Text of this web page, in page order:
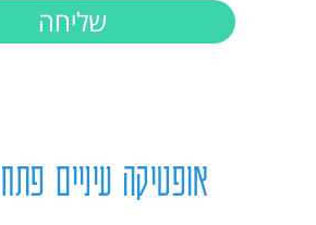
שליחה
אופטיקה עיניים